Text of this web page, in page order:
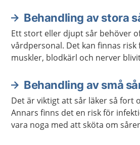
Behandling av stora
Ett stort eller djupt sår behöver
vårdpersonal. Det kan finnas
muskler, blodkärl och nerver
Behandling av små
Det är viktigt att sår läker så fort
Annars finns det en risk för
vara noga med att sköta om